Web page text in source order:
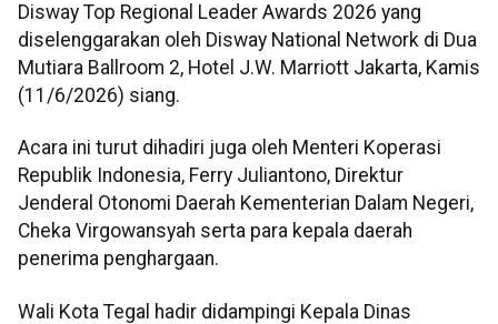
Disway Top Regional Leader Awards 2026 yang
diselenggarakan oleh Disway National Network di Dua
Mutiara Ballroom 2, Hotel J.W. Marriott Jakarta, Kamis
(11/6/2026) siang.
Acara ini turut dihadiri juga oleh Menteri Koperasi
Republik Indonesia, Ferry Juliantono, Direktur
Jenderal Otonomi Daerah Kementerian Dalam Negeri,
Cheka Virgowansyah serta para kepala daerah
penerima penghargaan.
Wali Kota Tegal hadir didampingi Kepala Dinas